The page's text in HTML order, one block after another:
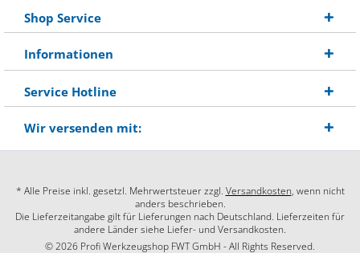
Shop Service
Informationen
Service Hotline
Wir versenden mit:
* Alle Preise inkl. gesetzl. Mehrwertsteuer zzgl. Versandkosten, wenn nicht
anders beschrieben.
Die Lieferzeitangabe gilt für Lieferungen nach Deutschland. Lieferzeiten für
andere Länder siehe Liefer- und Versandkosten.
© 2026 Profi Werkzeugshop FWT GmbH - All Rights Reserved.